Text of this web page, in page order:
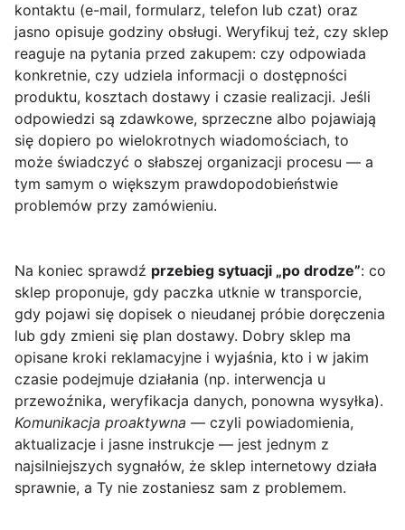
kontaktu (e-mail, formularz, telefon lub czat) oraz
jasno opisuje godziny obsługi. Weryfikuj też, czy sklep
reaguje na pytania przed zakupem: czy odpowiada
konkretnie, czy udziela informacji o dostępności
produktu, kosztach dostawy i czasie realizacji. Jeśli
odpowiedzi są zdawkowe, sprzeczne albo pojawiają
się dopiero po wielokrotnych wiadomościach, to
może świadczyć o słabszej organizacji procesu — a
tym samym o większym prawdopodobieństwie
problemów przy zamówieniu.
Na koniec sprawdź przebieg sytuacji „po drodze”: co
sklep proponuje, gdy paczka utknie w transporcie,
gdy pojawi się dopisek o nieudanej próbie doręczenia
lub gdy zmieni się plan dostawy. Dobry sklep ma
opisane kroki reklamacyjne i wyjaśnia, kto i w jakim
czasie podejmuje działania (np. interwencja u
przewoźnika, weryfikacja danych, ponowna wysyłka).
Komunikacja proaktywna — czyli powiadomienia,
aktualizacje i jasne instrukcje — jest jednym z
najsilniejszych sygnałów, że sklep internetowy działa
sprawnie, a Ty nie zostaniesz sam z problemem.